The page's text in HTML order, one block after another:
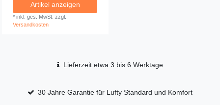
Artikel anzeigen
* inkl. ges. MwSt. zzgl.
Versandkosten
Lieferzeit etwa 3 bis 6 Werktage
30 Jahre Garantie für Lufty Standard und Komfort